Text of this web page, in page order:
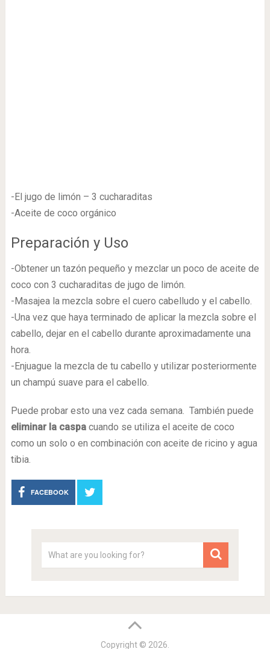
-El jugo de limón – 3 cucharaditas
-Aceite de coco orgánico
Preparación y Uso
-Obtener un tazón pequeño y mezclar un poco de aceite de
coco con 3 cucharaditas de jugo de limón.
-Masajea la mezcla sobre el cuero cabelludo y el cabello.
-Una vez que haya terminado de aplicar la mezcla sobre el
cabello, dejar en el cabello durante aproximadamente una
hora.
-Enjuague la mezcla de tu cabello y utilizar posteriormente
un champú suave para el cabello.
Puede probar esto una vez cada semana. También puede
eliminar la caspacuando se utiliza el aceite de coco
como un solo o en combinación con aceite de ricino y agua
tibia.
FACEBOOK
Copyright © 2026.